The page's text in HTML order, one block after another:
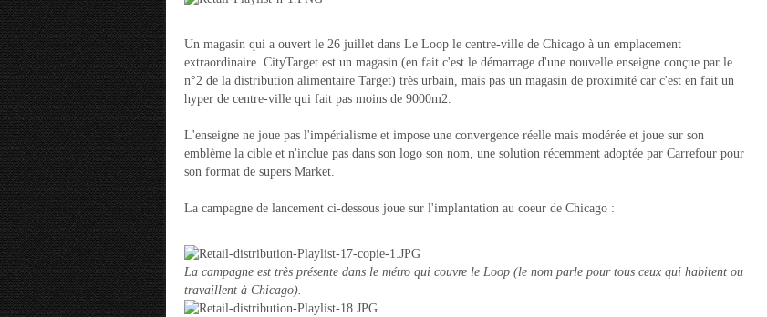
Un magasin qui a ouvert le 26 juillet dans Le Loop le centre-ville de Chicago à un emplacement
extraordinaire. CityTarget est un magasin (en fait c'est le démarrage d'une nouvelle enseigne conçue par le
n°2 de la distribution alimentaire Target) très urbain, mais pas un magasin de proximité car c'est en fait un
hyper de centre-ville qui fait pas moins de 9000m2.
L'enseigne ne joue pas l'impérialisme et impose une convergence réelle mais modérée et joue sur son
emblème la cible et n'inclue pas dans son logo son nom, une solution récemment adoptée par Carrefour pour
son format de supers Market.
La campagne de lancement ci-dessous joue sur l'implantation au coeur de Chicago :
La campagne est très présente dans le métro qui couvre le Loop (le nom parle pour tous ceux qui habitent ou
travaillent à Chicago).